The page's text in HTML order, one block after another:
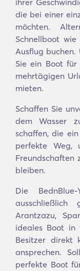
ihrer
die bei einer
möchten.
Schnellboot
Ausflug
Sie ein Boot für
mehrtägigen
mieten.
Schaffen Sie
dem Wasser
schaffen, die
perfekte Weg,
Freundschaften
bleiben.
Die BednBlue-
Arantzazu,
ideales Boot in
Besitzer direkt
ansprechen.
perfekte Boot